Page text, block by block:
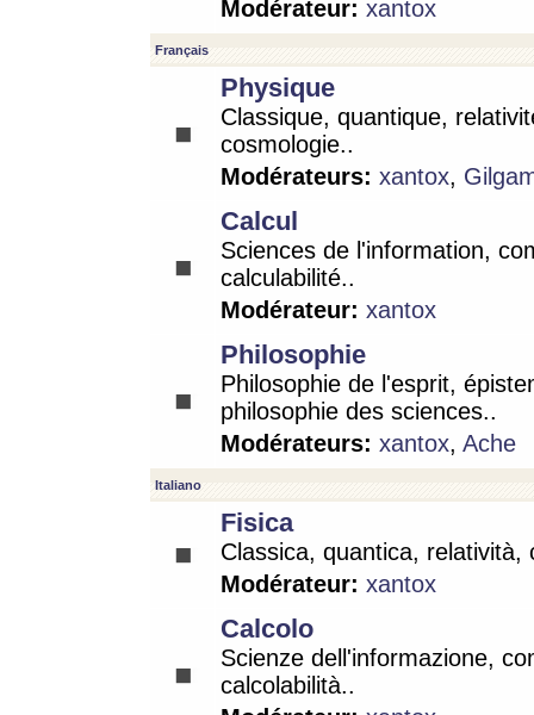
Modérateur: xantox
Français
Physique
Classique, quantique,
cosmologie..
Modérateurs: xantox,
Calcul
Sciences de l'information,
calculabilité..
Modérateur: xantox
Philosophie
Philosophie de l'esprit,
philosophie des sciences..
Modérateurs: xantox, Ache
Italiano
Fisica
Classica, quantica, relatività,
Modérateur: xantox
Calcolo
Scienze dell'informazione,
calcolabilità..